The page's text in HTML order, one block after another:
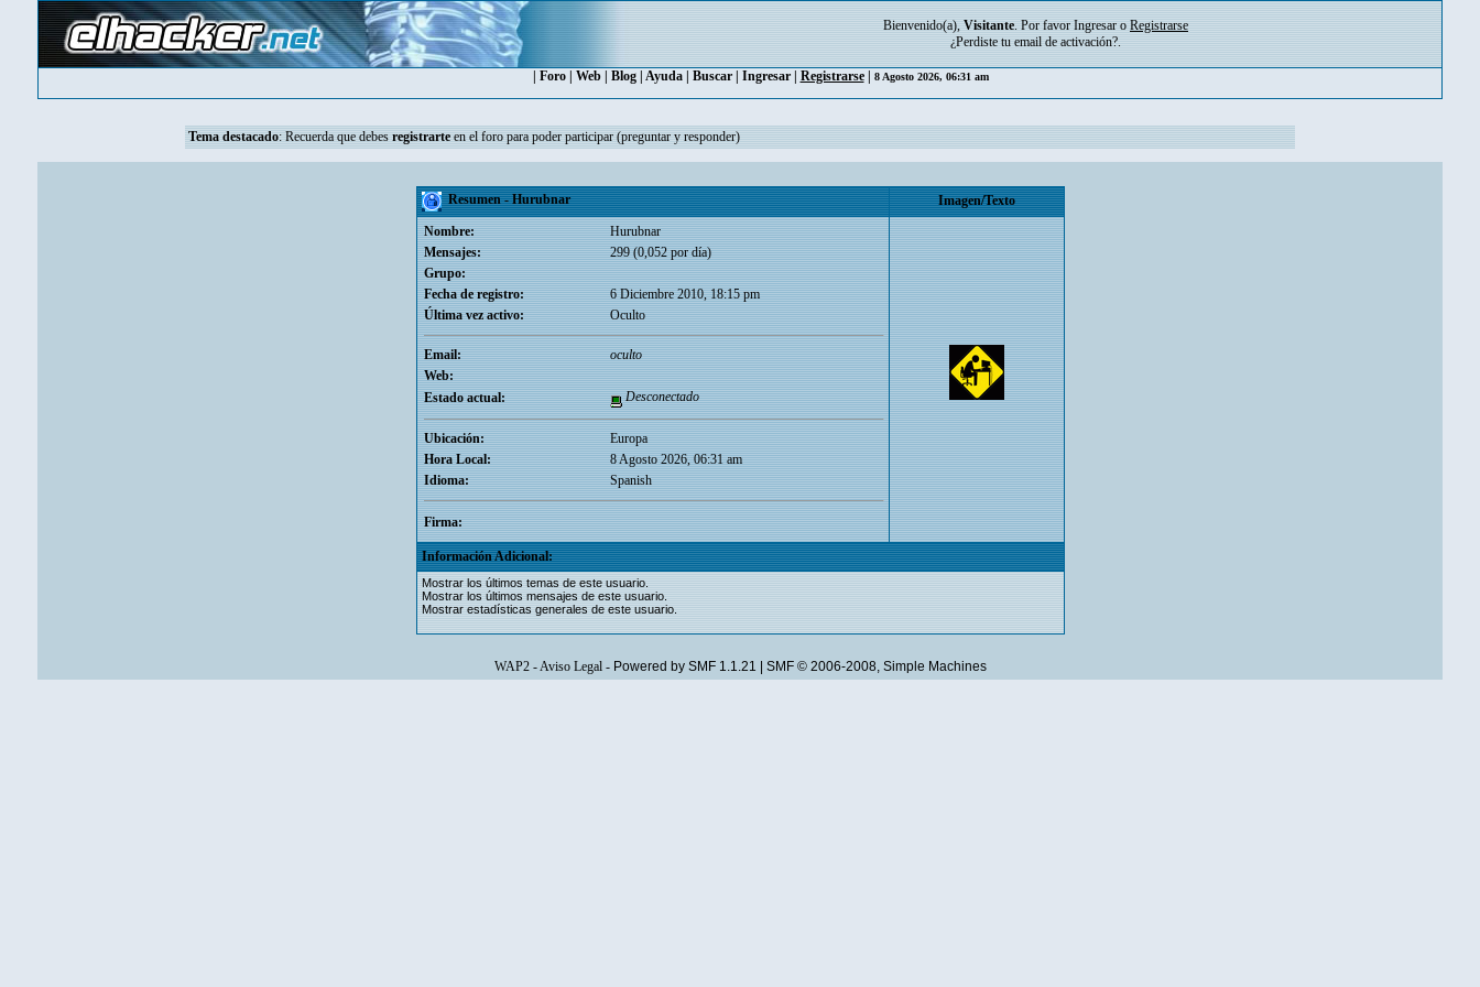
Bienvenido(a), Visitante. Por favor Ingresar o Registrarse
¿Perdiste tu email de activación?.
Foro| Web| Blog| Ayuda| Buscar| Ingresar| Registrarse| 8 Agosto 2026, 06:31 am
Tema destacado: Recuerda que debes registrarte en el foro para poder participar (preguntar y responder)
Resumen - Hurubnar
Imagen/Texto
Nombre:
Hurubnar
Mensajes:
299 (0,052 por día)
Grupo:
Fecha de registro:
6 Diciembre 2010, 18:15 pm
Última vez activo:
Oculto
Email:
oculto
Web:
Estado actual:
Desconectado
Ubicación:
Europa
Hora Local:
8 Agosto 2026, 06:31 am
Idioma:
Spanish
Firma:
Información Adicional:
Mostrar los últimos temas de este usuario.
Mostrar los últimos mensajes de este usuario.
Mostrar estadísticas generales de este usuario.
WAP2-Aviso Legal- Powered by SMF 1.1.21 SMF © 2006-2008, Simple Machines